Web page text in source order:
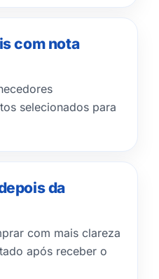
com nota
selecionados para
da
com mais clareza
após receber o